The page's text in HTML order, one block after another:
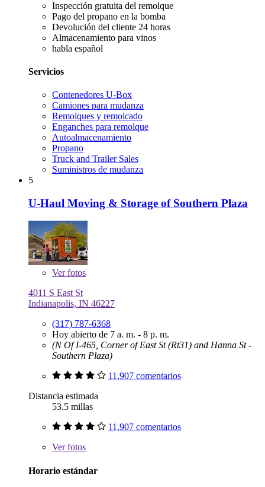
Inspección gratuita del remolque
Pago del propano en la bomba
Devolución del cliente 24 horas
Almacenamiento para vinos
habla español
Servicios
Contenedores U-Box
Camiones para mudanza
Remolques y remolcado
Enganches para remolque
Autoalmacenamiento
Propano
Truck and Trailer Sales
Suministros de mudanza
5
U-Haul Moving & Storage of Southern Plaza
Verfotos
4011 S East St
Indianapolis, IN 46227
(317) 787-6368
Hoy abierto de 7 a. m. - 8 p. m.
(N Of I-465, Corner of East St (Rt31) and Hanna St -
Southern Plaza)
11,907 comentarios
Distancia estimada
53.5 millas
11,907 comentarios
Verfotos
Horario estándar